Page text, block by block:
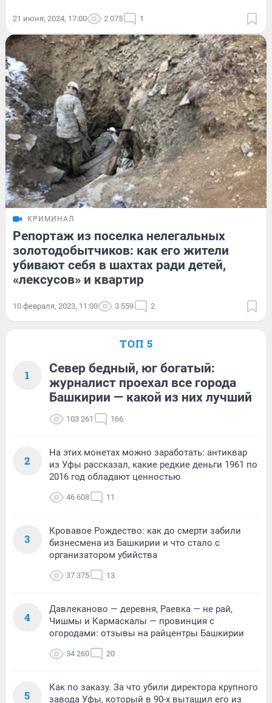
21 июня, 2024, 17:00 2 075 1
КРИМИНАЛ
Репортаж из поселка нелегальных
золотодобытчиков: как его жители
убивают себя в шахтах ради детей,
«лексусов» и квартир
10 февраля, 2023, 11:00 3 559 2
ТОП 5
1
Север бедный, юг богатый:
журналист проехал все города
Башкирии — какой из них лучший
103 261 166
2
На этих монетах можно заработать: антиквар
из Уфы рассказал, какие редкие деньги 1961 по
2016 год обладают ценностью
46 608 11
3
Кровавое Рождество: как до смерти забили
бизнесмена из Башкирии и что стало с
организатором убийства
37 375 13
4
Давлеканово — деревня, Раевка — не рай,
Чишмы и Кармаскалы — провинция с
огородами: отзывы на райцентры Башкирии
34 260 20
5
Как по заказу. За что убили директора крупного
завода Уфы, который в 90-х вытащил его из